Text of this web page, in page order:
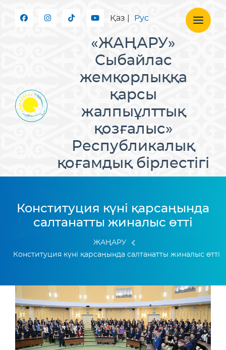
Қаз Рус
«ЖАҢАРУ»
Сыбайлас
жемқорлыққа
қарсы
жалпыұлттық
қозғалыс»
Республикалық
қоғамдық бірлестігі
Конституция күні қарсаңында
салтанатты жиналыс өтті
ЖАҢАРУ
Конституция күні қарсаңында салтанатты жиналыс өтті